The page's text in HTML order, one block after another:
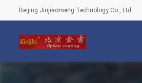
Beijing Jinjiaomeng Technology Co., Ltd.